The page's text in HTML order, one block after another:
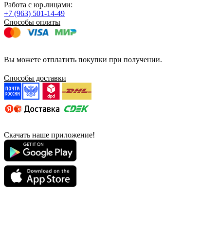
Работа с юр.лицами:
+7 (963) 501-14-49
Способы оплаты
Вы можете отплатить покупки при получении.
Способы доставки
Скачать наше приложение!